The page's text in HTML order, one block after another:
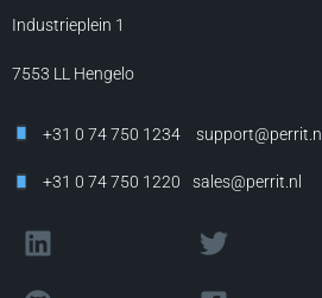
Industrieplein 1
7553 LL Hengelo
+31 0 74 750 1234 support@perrit.nl
+31 0 74 750 1220 sales@perrit.nl